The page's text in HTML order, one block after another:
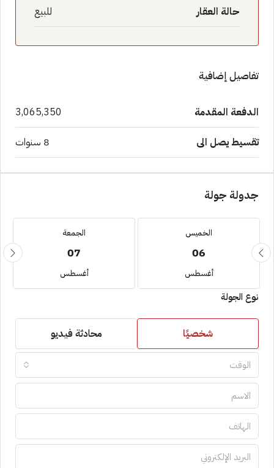
حالة العقار للبيع
تفاصيل إضافية
الدفعة المقدمة 3,065,350
تقسيط يصل الى 8 سنوات
جدولة جولة
الخميس
06
أغسطس
الجمعة
07
أغسطس
نوع الجولة
شخصيًا محادثة فيديو
الوقت